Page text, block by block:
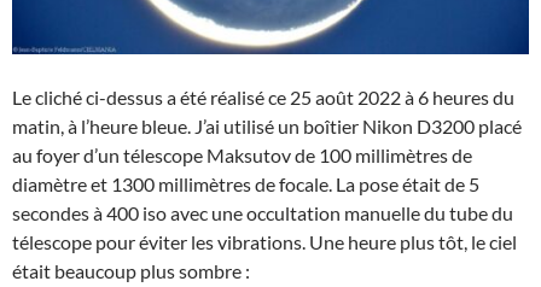
Le cliché ci-dessus a été réalisé ce 25 août 2022 à 6 heures du
matin, à l’heure bleue. J’ai utilisé un boîtier Nikon D3200 placé
au foyer d’un télescope Maksutov de 100 millimètres de
diamètre et 1300 millimètres de focale. La pose était de 5
secondes à 400 iso avec une occultation manuelle du tube du
télescope pour éviter les vibrations. Une heure plus tôt, le ciel
était beaucoup plus sombre :